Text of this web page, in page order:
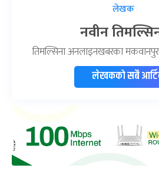
लेखक
नवीन
तिमल्सिना अनलाइनखबरका
लेखकको सबै